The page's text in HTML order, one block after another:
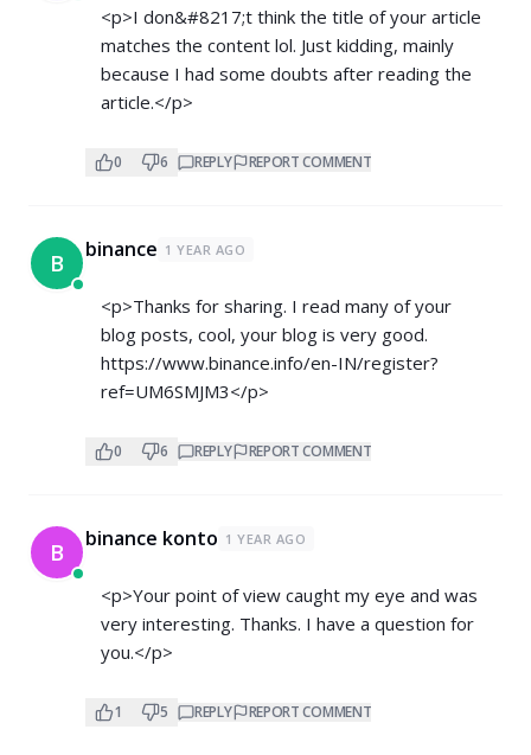
<p>I don&#8217;t think the title of your article
matches the content lol. Just kidding, mainly
because I had some doubts after reading the
article.</p>
0 6 REPLY REPORT COMMENT
B binance 1 YEAR AGO
<p>Thanks for sharing. I read many of your
blog posts, cool, your blog is very good.
https://www.binance.info/en-IN/register?
ref=UM6SMJM3</p>
0 6 REPLY REPORT COMMENT
B binance konto 1 YEAR AGO
<p>Your point of view caught my eye and was
very interesting. Thanks. I have a question for
you.</p>
1 5 REPLY REPORT COMMENT